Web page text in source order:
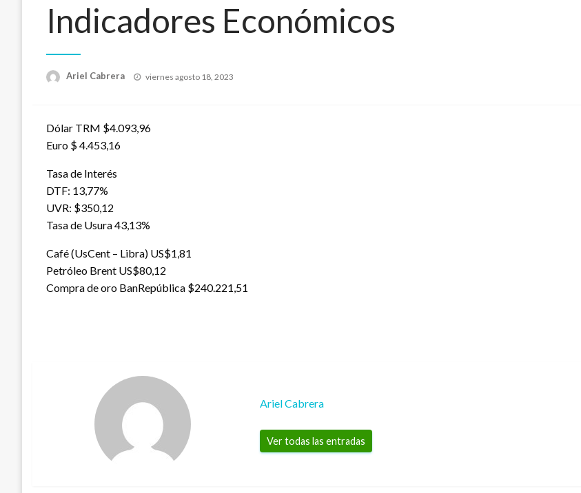
Indicadores Económicos
Ariel Cabrera
Publicado
viernes agosto 18, 2023
Dólar TRM $4.093,96
Euro $ 4.453,16
Tasa de Interés
DTF: 13,77%
UVR: $350,12
Tasa de Usura 43,13%
Café (UsCent – Libra) US$1,81
Petróleo Brent US$80,12
Compra de oro BanRepública $240.221,51
Ariel Cabrera
Ver todas las entradas